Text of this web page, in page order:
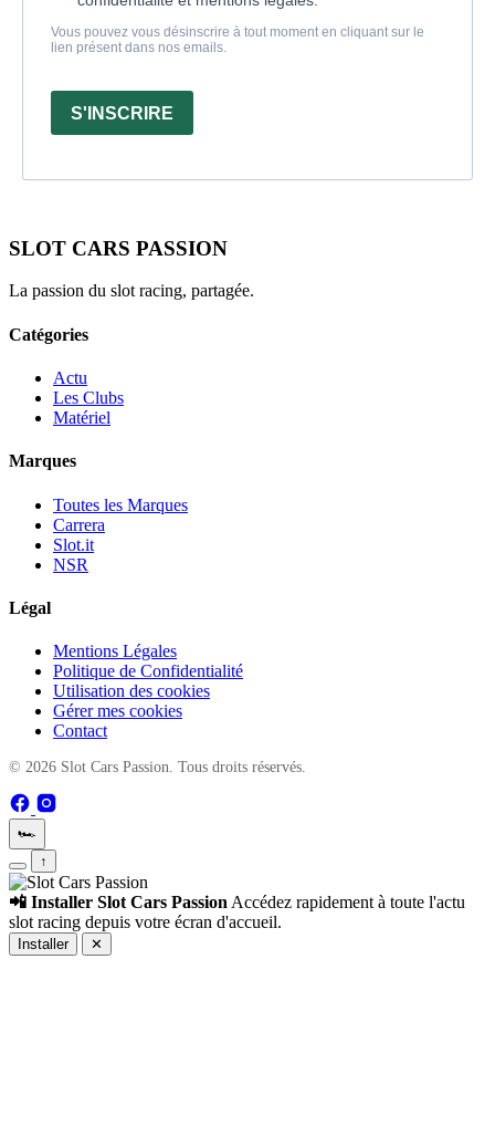
Vous pouvez vous désinscrire à tout moment en cliquant sur le
lien présent dans nos emails.
S'INSCRIRE
SLOT CARS PASSION
La passion du slot racing, partagée.
Catégories
Actu
Les Clubs
Matériel
Marques
Toutes les Marques
Carrera
Slot.it
NSR
Légal
Mentions Légales
Politique de Confidentialité
Utilisation des cookies
Gérer mes cookies
Contact
© 2026 Slot Cars Passion. Tous droits réservés.
🏎️
↑
📲 Installer Slot Cars Passion Accédez rapidement à toute l'actu
slot racing depuis votre écran d'accueil.
Installer ✕